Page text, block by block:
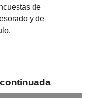
de
y de